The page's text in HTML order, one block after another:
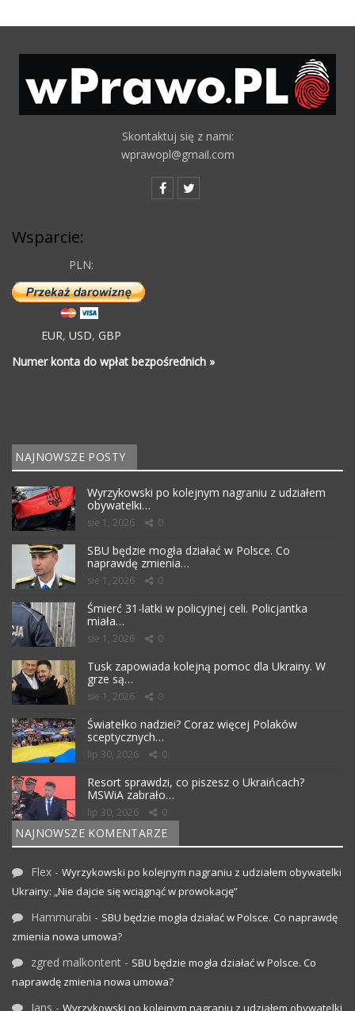
Skontaktuj się z nami:
wprawopl@gmail.com
Wsparcie:
PLN:
EUR, USD, GBP
Numer konta do wpłat bezpośrednich »
NAJNOWSZE POSTY
Wyrzykowski po kolejnym nagraniu z udziałem
obywatelki…
sie 1, 2026 0
SBU będzie mogła działać w Polsce. Co
naprawdę zmienia…
sie 1, 2026 0
Śmierć 31-latki w policyjnej celi. Policjantka
miała…
sie 1, 2026 0
Tusk zapowiada kolejną pomoc dla Ukrainy. W
grze są…
sie 1, 2026 0
Światełko nadziei? Coraz więcej Polaków
sceptycznych…
lip 30, 2026 0
Resort sprawdzi, co piszesz o Ukraińcach?
MSWiA zabrało…
lip 30, 2026 0
NAJNOWSZE KOMENTARZE
Flex - Wyrzykowski po kolejnym nagraniu z udziałem obywatelki
Ukrainy: „Nie dajcie się wciągnąć w prowokację”
Hammurabi - SBU będzie mogła działać w Polsce. Co naprawdę
zmienia nowa umowa?
zgred malkontent - SBU będzie mogła działać w Polsce. Co
naprawdę zmienia nowa umowa?
Jans - Wyrzykowski po kolejnym nagraniu z udziałem obywatelki